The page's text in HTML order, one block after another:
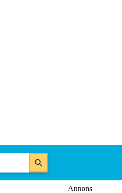
Annons